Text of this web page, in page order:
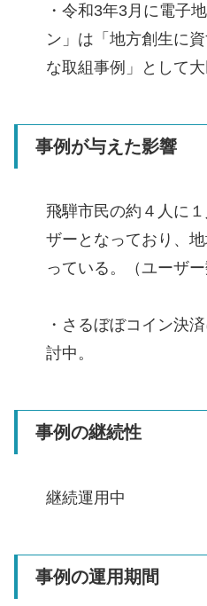
・令和3年3月に電子
ン」は「地方創生に
な取組事例」として大
事例が与えた影響
飛騨市民の約４人に
ザーとなっており、
っている。（ユーザ
・さるぼぼコイン決
討中。
事例の継続性
継続運用中
事例の運用期間